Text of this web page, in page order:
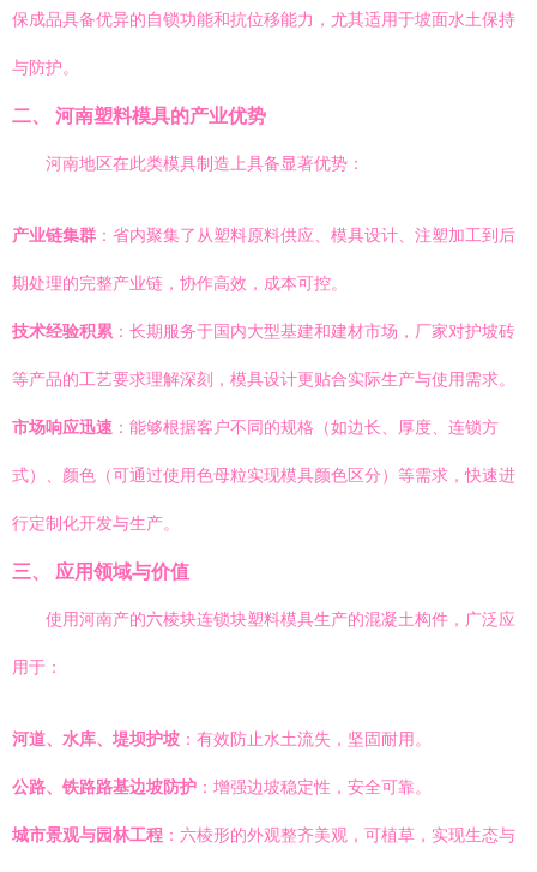
保成品具备优异的自锁功能和抗位移能力，尤其适用于坡面水土保持
与防护。
二、 河南塑料模具的产业优势
河南地区在此类模具制造上具备显著优势：
产业链集群 ：省内聚集了从塑料原料供应、模具设计、注塑加工到后
期处理的完整产业链，协作高效，成本可控。
技术经验积累 ：长期服务于国内大型基建和建材市场，厂家对护坡砖
等产品的工艺要求理解深刻，模具设计更贴合实际生产与使用需求。
市场响应迅速 ：能够根据客户不同的规格（如边长、厚度、连锁方
式）、颜色（可通过使用色母粒实现模具颜色区分）等需求，快速进
行定制化开发与生产。
三、 应用领域与价值
使用河南产的六棱块连锁块塑料模具生产的混凝土构件，广泛应
用于：
河道、水库、堤坝护坡 ：有效防止水土流失，坚固耐用。
公路、铁路路基边坡防护 ：增强边坡稳定性，安全可靠。
城市景观与园林工程 ：六棱形的外观整齐美观，可植草，实现生态与